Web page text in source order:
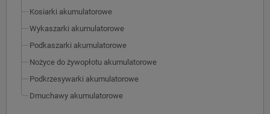
Kosiarki akumulatorowe
Wykaszarki akumulatorowe
Podkaszarki akumulatorowe
Nożyce do żywopłotu akumulatorowe
Podkrzesywarki akumulatorowe
Dmuchawy akumulatorowe